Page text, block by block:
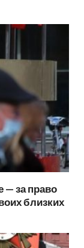
— за право
близких